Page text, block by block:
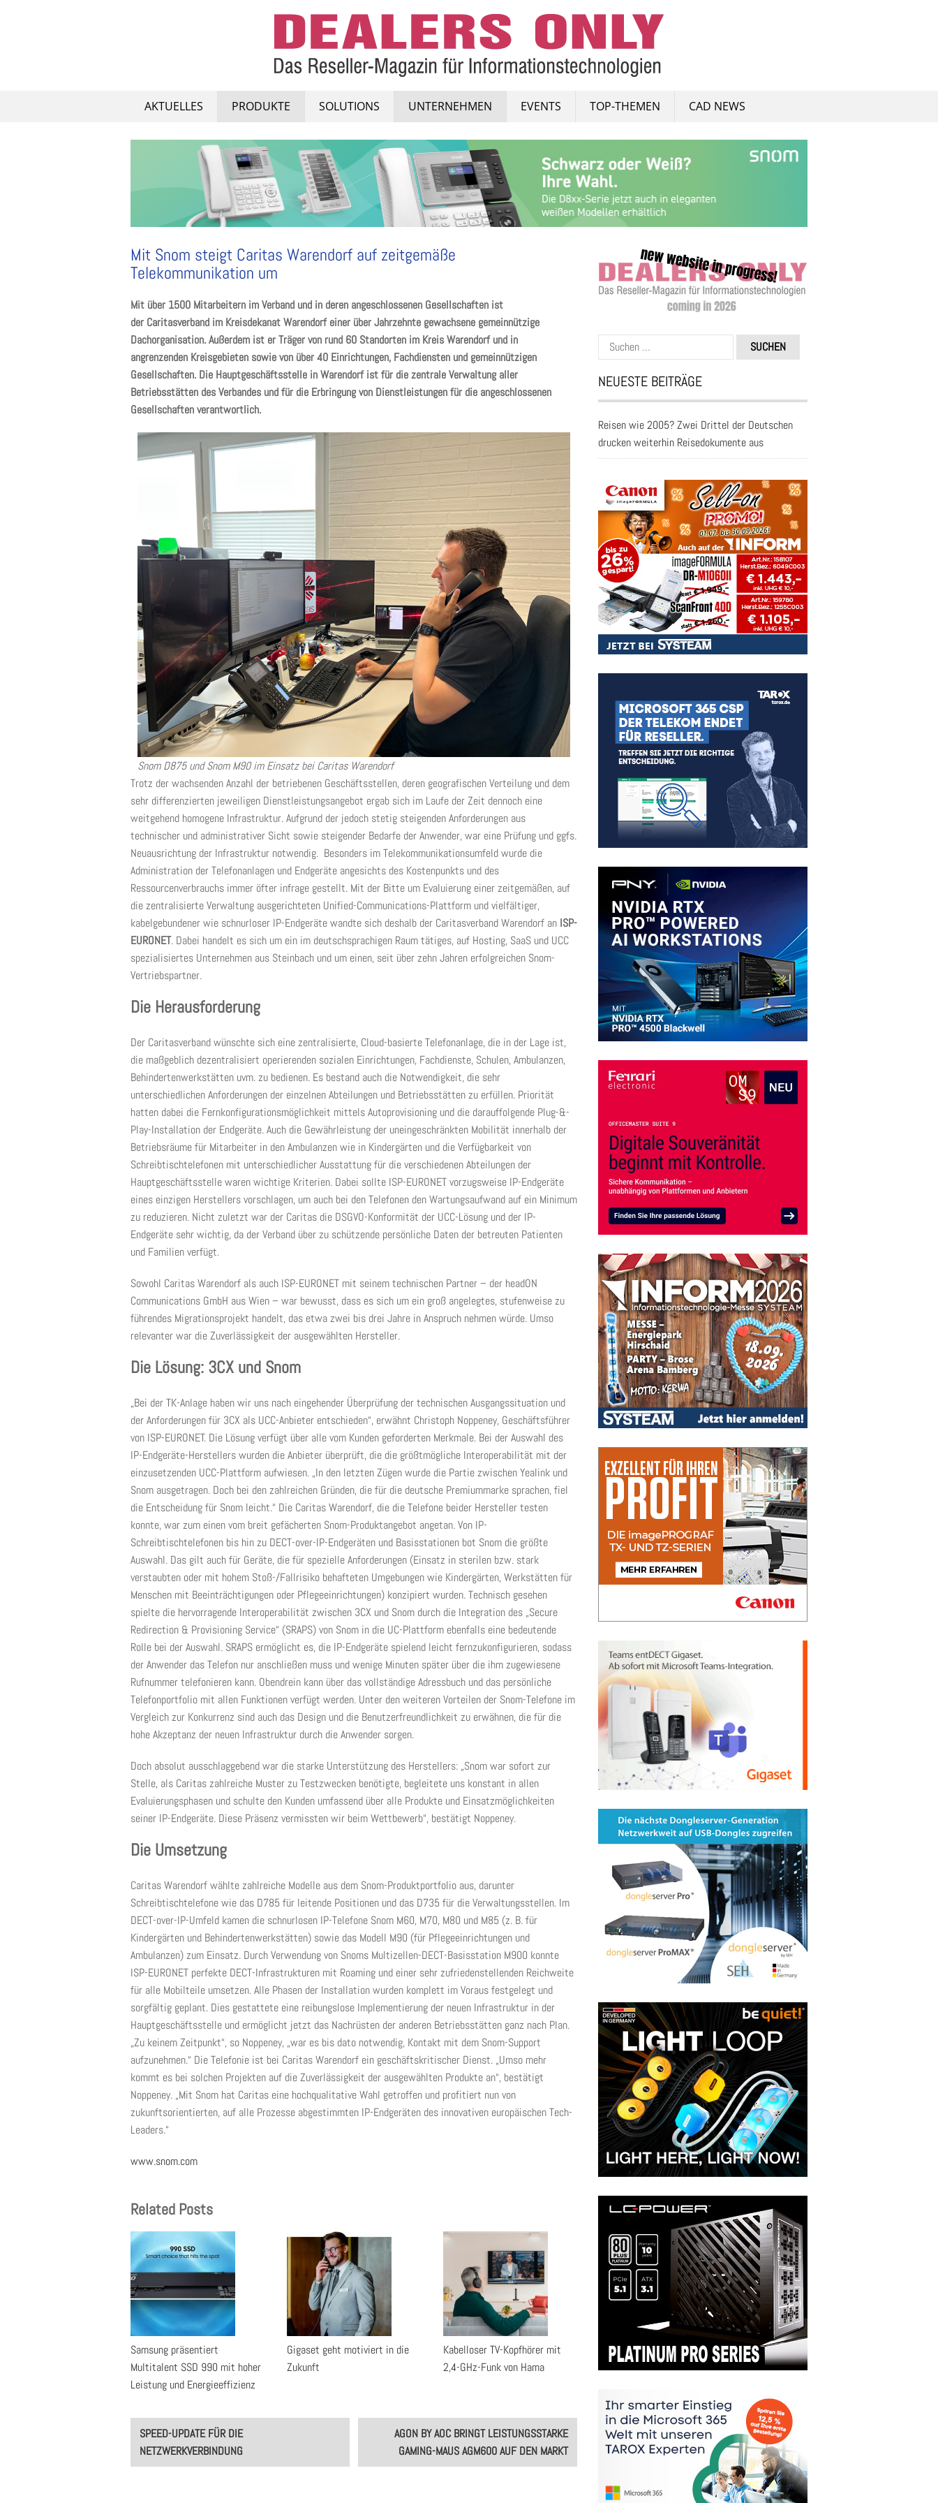
AKTUELLES PRODUKTE SOLUTIONS UNTERNEHMEN EVENTS TOP-THEMEN CAD NEWS
Mit Snom steigt Caritas Warendorf auf zeitgemäße
Telekommunikation um
Mit über 1500 Mitarbeitern im Verband und in deren angeschlossenen Gesellschaften ist
der Caritasverband im Kreisdekanat Warendorf einer über Jahrzehnte gewachsene gemeinnützige
Dachorganisation. Außerdem ist er Träger von rund 60 Standorten im Kreis Warendorf und in
angrenzenden Kreisgebieten sowie von über 40 Einrichtungen, Fachdiensten und gemeinnützigen
Gesellschaften. Die Hauptgeschäftsstelle in Warendorf ist für die zentrale Verwaltung aller
Betriebsstätten des Verbandes und für die Erbringung von Dienstleistungen für die angeschlossenen
Gesellschaften verantwortlich.
Snom D875 und Snom M90 im Einsatz bei Caritas Warendorf
Trotz der wachsenden Anzahl der betriebenen Geschäftsstellen, deren geografischen Verteilung und dem
sehr differenzierten jeweiligen Dienstleistungsangebot ergab sich im Laufe der Zeit dennoch eine
weitgehend homogene Infrastruktur. Aufgrund der jedoch stetig steigenden Anforderungen aus
technischer und administrativer Sicht sowie steigender Bedarfe der Anwender, war eine Prüfung und ggfs.
Neuausrichtung der Infrastruktur notwendig. Besonders im Telekommunikationsumfeld wurde die
Administration der Telefonanlagen und Endgeräte angesichts des Kostenpunkts und des
Ressourcenverbrauchs immer öfter infrage gestellt. Mit der Bitte um Evaluierung einer zeitgemäßen, auf
die zentralisierte Verwaltung ausgerichteten Unified-Communications-Plattform und vielfältiger,
kabelgebundener wie schnurloser IP-Endgeräte wandte sich deshalb der Caritasverband Warendorf an ISP-
EURONET. Dabei handelt es sich um ein im deutschsprachigen Raum tätiges, auf Hosting, SaaS und UCC
spezialisiertes Unternehmen aus Steinbach und um einen, seit über zehn Jahren erfolgreichen Snom-
Vertriebspartner.
Die Herausforderung
Der Caritasverband wünschte sich eine zentralisierte, Cloud-basierte Telefonanlage, die in der Lage ist,
die maßgeblich dezentralisiert operierenden sozialen Einrichtungen, Fachdienste, Schulen, Ambulanzen,
Behindertenwerkstätten uvm. zu bedienen. Es bestand auch die Notwendigkeit, die sehr
unterschiedlichen Anforderungen der einzelnen Abteilungen und Betriebsstätten zu erfüllen. Priorität
hatten dabei die Fernkonfigurationsmöglichkeit mittels Autoprovisioning und die darauffolgende Plug-&-
Play-Installation der Endgeräte. Auch die Gewährleistung der uneingeschränkten Mobilität innerhalb der
Betriebsräume für Mitarbeiter in den Ambulanzen wie in Kindergärten und die Verfügbarkeit von
Schreibtischtelefonen mit unterschiedlicher Ausstattung für die verschiedenen Abteilungen der
Hauptgeschäftsstelle waren wichtige Kriterien. Dabei sollte ISP-EURONET vorzugsweise IP-Endgeräte
eines einzigen Herstellers vorschlagen, um auch bei den Telefonen den Wartungsaufwand auf ein Minimum
zu reduzieren. Nicht zuletzt war der Caritas die DSGVO-Konformität der UCC-Lösung und der IP-
Endgeräte sehr wichtig, da der Verband über zu schützende persönliche Daten der betreuten Patienten
und Familien verfügt.
Sowohl Caritas Warendorf als auch ISP-EURONET mit seinem technischen Partner – der headON
Communications GmbH aus Wien – war bewusst, dass es sich um ein groß angelegtes, stufenweise zu
führendes Migrationsprojekt handelt, das etwa zwei bis drei Jahre in Anspruch nehmen würde. Umso
relevanter war die Zuverlässigkeit der ausgewählten Hersteller.
Die Lösung: 3CX und Snom
„Bei der TK-Anlage haben wir uns nach eingehender Überprüfung der technischen Ausgangssituation und
der Anforderungen für 3CX als UCC-Anbieter entschieden“, erwähnt Christoph Noppeney, Geschäftsführer
von ISP-EURONET. Die Lösung verfügt über alle vom Kunden geforderten Merkmale. Bei der Auswahl des
IP-Endgeräte-Herstellers wurden die Anbieter überprüft, die die größtmögliche Interoperabilität mit der
einzusetzenden UCC-Plattform aufwiesen. „In den letzten Zügen wurde die Partie zwischen Yealink und
Snom ausgetragen. Doch bei den zahlreichen Gründen, die für die deutsche Premiummarke sprachen, fiel
die Entscheidung für Snom leicht.“ Die Caritas Warendorf, die die Telefone beider Hersteller testen
konnte, war zum einen vom breit gefächerten Snom-Produktangebot angetan. Von IP-
Schreibtischtelefonen bis hin zu DECT-over-IP-Endgeräten und Basisstationen bot Snom die größte
Auswahl. Das gilt auch für Geräte, die für spezielle Anforderungen (Einsatz in sterilen bzw. stark
verstaubten oder mit hohem Stoß-/Fallrisiko behafteten Umgebungen wie Kindergärten, Werkstätten für
Menschen mit Beeinträchtigungen oder Pflegeeinrichtungen) konzipiert wurden. Technisch gesehen
spielte die hervorragende Interoperabilität zwischen 3CX und Snom durch die Integration des „Secure
Redirection & Provisioning Service“ (SRAPS) von Snom in die UC-Plattform ebenfalls eine bedeutende
Rolle bei der Auswahl. SRAPS ermöglicht es, die IP-Endgeräte spielend leicht fernzukonfigurieren, sodass
der Anwender das Telefon nur anschließen muss und wenige Minuten später über die ihm zugewiesene
Rufnummer telefonieren kann. Obendrein kann über das vollständige Adressbuch und das persönliche
Telefonportfolio mit allen Funktionen verfügt werden. Unter den weiteren Vorteilen der Snom-Telefone im
Vergleich zur Konkurrenz sind auch das Design und die Benutzerfreundlichkeit zu erwähnen, die für die
hohe Akzeptanz der neuen Infrastruktur durch die Anwender sorgen.
Doch absolut ausschlaggebend war die starke Unterstützung des Herstellers: „Snom war sofort zur
Stelle, als Caritas zahlreiche Muster zu Testzwecken benötigte, begleitete uns konstant in allen
Evaluierungsphasen und schulte den Kunden umfassend über alle Produkte und Einsatzmöglichkeiten
seiner IP-Endgeräte. Diese Präsenz vermissten wir beim Wettbewerb“, bestätigt Noppeney.
Die Umsetzung
Caritas Warendorf wählte zahlreiche Modelle aus dem Snom-Produktportfolio aus, darunter
Schreibtischtelefone wie das D785 für leitende Positionen und das D735 für die Verwaltungsstellen. Im
DECT-over-IP-Umfeld kamen die schnurlosen IP-Telefone Snom M60, M70, M80 und M85 (z. B. für
Kindergärten und Behindertenwerkstätten) sowie das Modell M90 (für Pflegeeinrichtungen und
Ambulanzen) zum Einsatz. Durch Verwendung von Snoms Multizellen-DECT-Basisstation M900 konnte
ISP-EURONET perfekte DECT-Infrastrukturen mit Roaming und einer sehr zufriedenstellenden Reichweite
für alle Mobilteile umsetzen. Alle Phasen der Installation wurden komplett im Voraus festgelegt und
sorgfältig geplant. Dies gestattete eine reibungslose Implementierung der neuen Infrastruktur in der
Hauptgeschäftsstelle und ermöglicht jetzt das Nachrüsten der anderen Betriebsstätten ganz nach Plan.
„Zu keinem Zeitpunkt“, so Noppeney, „war es bis dato notwendig, Kontakt mit dem Snom-Support
aufzunehmen.“ Die Telefonie ist bei Caritas Warendorf ein geschäftskritischer Dienst. „Umso mehr
kommt es bei solchen Projekten auf die Zuverlässigkeit der ausgewählten Produkte an“, bestätigt
Noppeney. „Mit Snom hat Caritas eine hochqualitative Wahl getroffen und profitiert nun von
zukunftsorientierten, auf alle Prozesse abgestimmten IP-Endgeräten des innovativen europäischen Tech-
Leaders.“
www.snom.com
Related Posts
Samsung präsentiert
Multitalent SSD 990 mit hoher
Leistung und Energieeffizienz
Gigaset geht motiviert in die
Zukunft
Kabelloser TV-Kopfhörer mit
2,4-GHz-Funk von Hama
Post
navigation
SPEED-UPDATE FÜR DIE
NETZWERKVERBINDUNG
AGON BY AOC BRINGT LEISTUNGSSTARKE
GAMING-MAUS AGM600 AUF DEN MARKT
Suchen
nach:
NEUESTE BEITRÄGE
Reisen wie 2005? Zwei Drittel der Deutschen
drucken weiterhin Reisedokumente aus